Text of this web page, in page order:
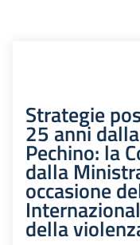
Strategie
25 anni
Pechino: la
dalla
occasione
della